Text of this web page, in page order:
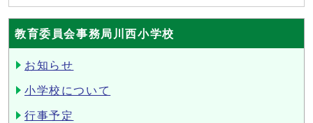
教育委員会事務局川西小学校
お知らせ
小学校について
行事予定